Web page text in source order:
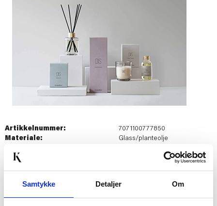
Samtykke Detaljer Om
Artikkelnummer:
7071100777850
Materiale:
Glass/planteolje
Høyde: